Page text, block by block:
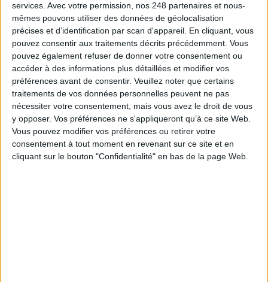
services. Avec votre permission, nos 248 partenaires et nous-
mêmes pouvons utiliser des données de géolocalisation
précises et d’identification par scan d'appareil. En cliquant, vous
pouvez consentir aux traitements décrits précédemment. Vous
pouvez également refuser de donner votre consentement ou
accéder à des informations plus détaillées et modifier vos
préférences avant de consentir. Veuillez noter que certains
traitements de vos données personnelles peuvent ne pas
nécessiter votre consentement, mais vous avez le droit de vous
y opposer. Vos préférences ne s'appliqueront qu’à ce site Web.
Vous pouvez modifier vos préférences ou retirer votre
consentement à tout moment en revenant sur ce site et en
cliquant sur le bouton "Confidentialité" en bas de la page Web.
Augmentée et transmédia : la radio
2.0 va-t-elle enterrer la radio FM ?
Cela fait maintenant trois ans que nombre de professionnels de la radio et
des nouveaux médias, de la musique en ligne et de la publicité se réunissent
durantune journée pour débattre ensemble de la radio à l’ère du